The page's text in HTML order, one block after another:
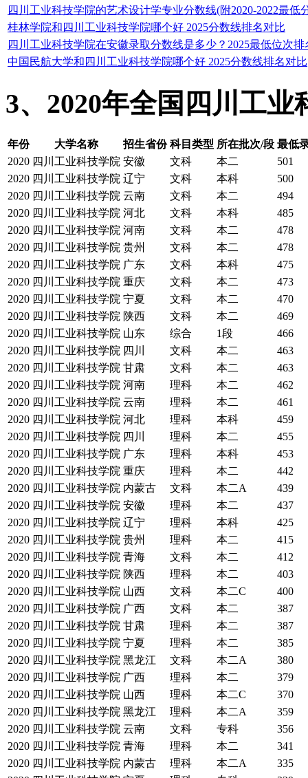
四川工业科技学院的艺术设计学专业分数线(附2020-2022最低
桂林学院和四川工业科技学院哪个好 2025分数线排名对比
四川工业科技学院在安徽录取分数线是多少？2025最低位次排
中国民航大学和四川工业科技学院哪个好 2025分数线排名对比
3、2020年全国四川工
年份 大学名称 招生省份 科目类型 所在批次/段 最低
2020 四川工业科技学院 安徽 文科 本二
501
2020 四川工业科技学院 辽宁 文科 本科
500
2020 四川工业科技学院 云南 文科 本二
494
2020 四川工业科技学院 河北 文科 本科
485
2020 四川工业科技学院 河南 文科 本二
478
2020 四川工业科技学院 贵州 文科 本二
478
2020 四川工业科技学院 广东 文科 本科
475
2020 四川工业科技学院 重庆 文科 本二
473
2020 四川工业科技学院 宁夏 文科 本二
470
2020 四川工业科技学院 陕西 文科 本二
469
2020 四川工业科技学院 山东 综合 1段
466
2020 四川工业科技学院 四川 文科 本二
463
2020 四川工业科技学院 甘肃 文科 本二
463
2020 四川工业科技学院 河南 理科 本二
462
2020 四川工业科技学院 云南 理科 本二
461
2020 四川工业科技学院 河北 理科 本科
459
2020 四川工业科技学院 四川 理科 本二
455
2020 四川工业科技学院 广东 理科 本科
453
2020 四川工业科技学院 重庆 理科 本二
442
2020 四川工业科技学院 内蒙古 文科 本二A
439
2020 四川工业科技学院 安徽 理科 本二
437
2020 四川工业科技学院 辽宁 理科 本科
425
2020 四川工业科技学院 贵州 理科 本二
415
2020 四川工业科技学院 青海 文科 本二
412
2020 四川工业科技学院 陕西 理科 本二
403
2020 四川工业科技学院 山西 文科 本二C
400
2020 四川工业科技学院 广西 文科 本二
387
2020 四川工业科技学院 甘肃 理科 本二
387
2020 四川工业科技学院 宁夏 理科 本二
385
2020 四川工业科技学院 黑龙江 文科 本二A
380
2020 四川工业科技学院 广西 理科 本二
379
2020 四川工业科技学院 山西 理科 本二C
370
2020 四川工业科技学院 黑龙江 理科 本二A
359
2020 四川工业科技学院 云南 文科 专科
356
2020 四川工业科技学院 青海 理科 本二
341
2020 四川工业科技学院 内蒙古 理科 本二A
335